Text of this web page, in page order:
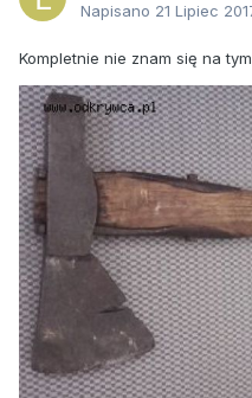
Napisano 21 Lipiec
Kompletnie nie znam się na